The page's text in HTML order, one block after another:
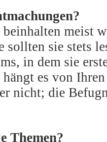
beinhalten meist
sollten sie stets
in dem sie
es von
nicht; die
Themen?